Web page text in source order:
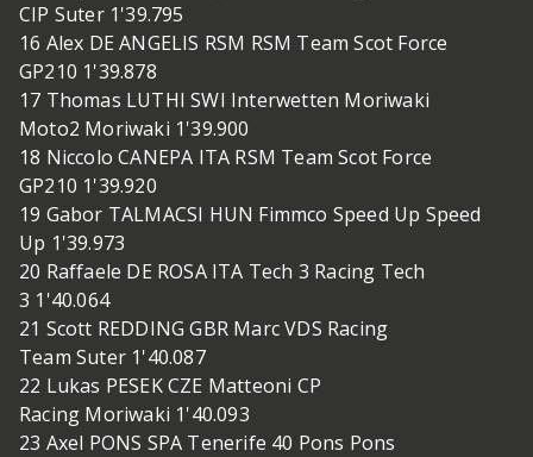
CIP Suter 1'39.795
16 Alex DE ANGELIS RSM RSM Team Scot Force
GP210 1'39.878
17 Thomas LUTHI SWI Interwetten Moriwaki
Moto2 Moriwaki 1'39.900
18 Niccolo CANEPA ITA RSM Team Scot Force
GP210 1'39.920
19 Gabor TALMACSI HUN Fimmco Speed Up Speed
Up 1'39.973
20 Raffaele DE ROSA ITA Tech 3 Racing Tech
3 1'40.064
21 Scott REDDING GBR Marc VDS Racing
Team Suter 1'40.087
22 Lukas PESEK CZE Matteoni CP
Racing Moriwaki 1'40.093
23 Axel PONS SPA Tenerife 40 Pons Pons